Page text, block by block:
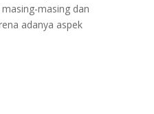
masing dan
adanya aspek